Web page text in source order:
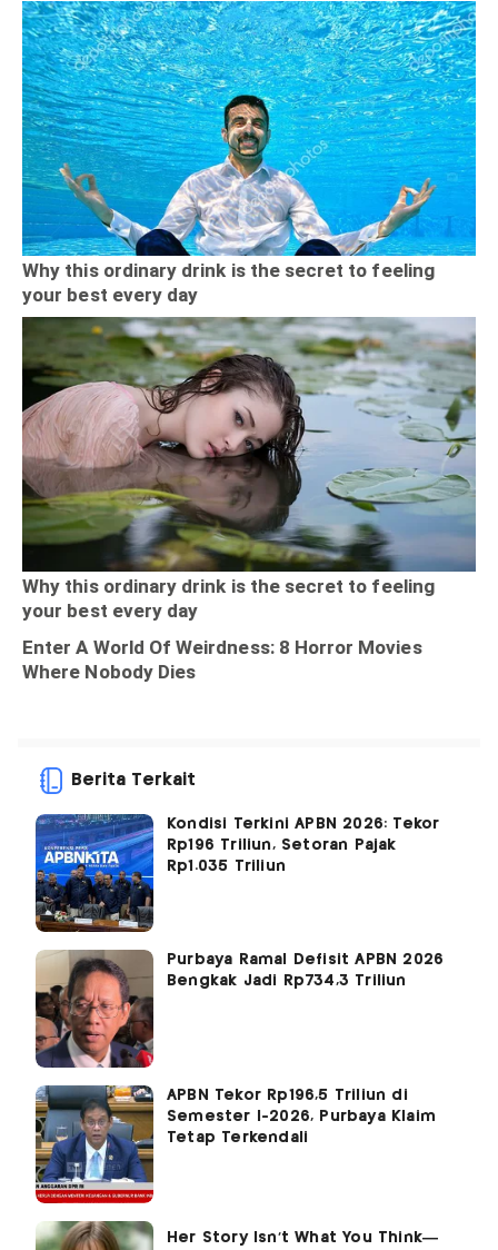
Berita Terkait
Kondisi Terkini APBN 2026: Tekor
Rp196 Triliun, Setoran Pajak
Rp1.035 Triliun
Purbaya Ramal Defisit APBN 2026
Bengkak Jadi Rp734,3 Triliun
APBN Tekor Rp196,5 Triliun di
Semester I-2026, Purbaya Klaim
Tetap Terkendali